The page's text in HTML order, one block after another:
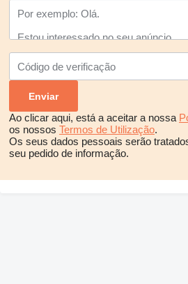
Ao clicar aqui, está a aceitar a nossa
os nossos Termos de Utilização.
Os seus dados pessoais serão
seu pedido de informação.